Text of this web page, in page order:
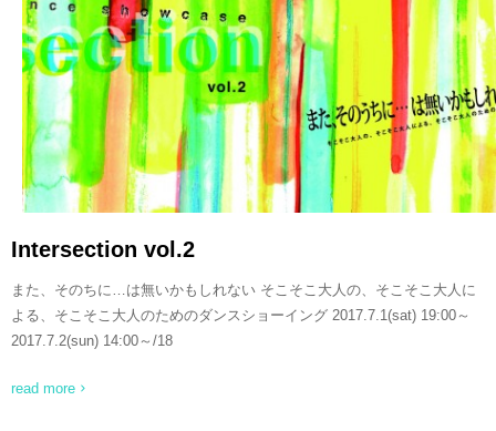
READ MORE
Intersection vol.2
また、そのちに…は無いかもしれない そこそこ大人の、そこそこ大人に
よる、そこそこ大人のためのダンスショーイング 2017.7.1(sat) 19:00～
2017.7.2(sun) 14:00～/18
read more